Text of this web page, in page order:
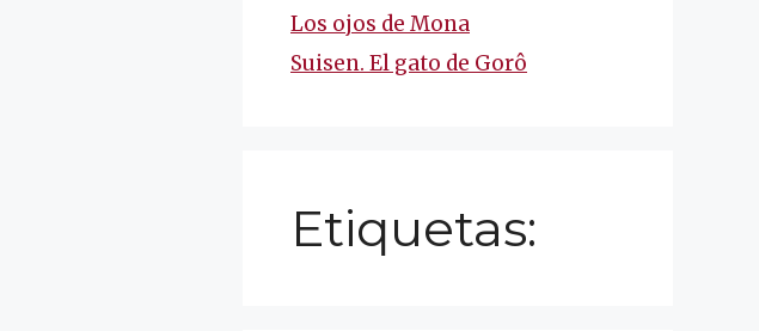
Los ojos de Mona
Suisen. El gato de Gorô
Etiquetas: